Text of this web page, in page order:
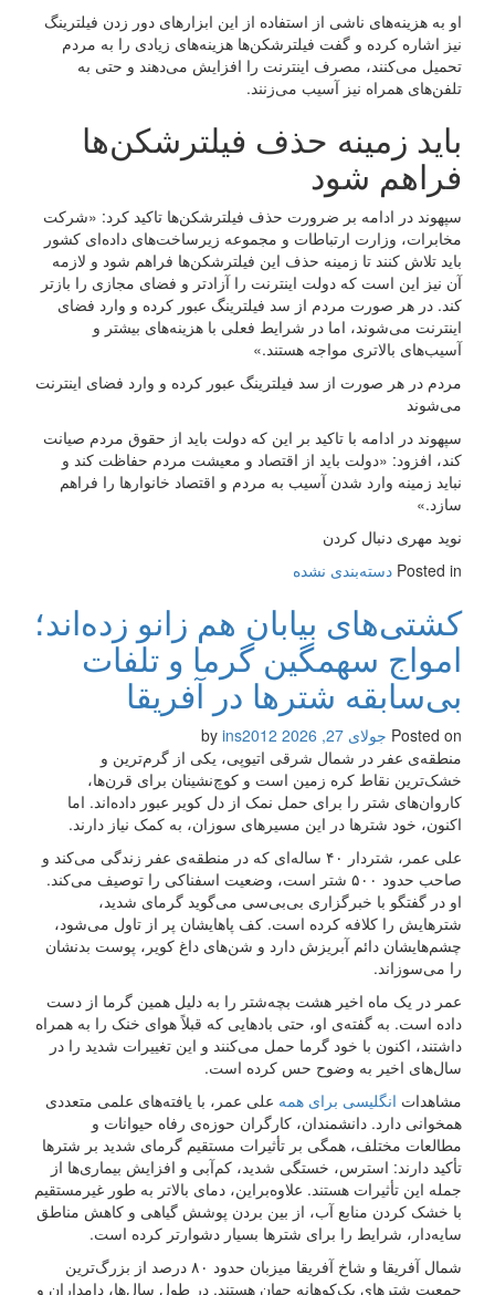
او به هزینه‌های ناشی از استفاده از این ابزارهای دور زدن فیلترینگ
نیز اشاره کرده و گفت فیلترشکن‌ها هزینه‌های زیادی را به مردم
تحمیل می‌کنند، مصرف اینترنت را افزایش می‌دهند و حتی به
تلفن‌های همراه نیز آسیب می‌زنند.
باید زمینه حذف فیلترشکن‌ها
فراهم شود
سپهوند در ادامه بر ضرورت حذف فیلترشکن‌ها تاکید کرد: «شرکت
مخابرات، وزارت ارتباطات و مجموعه زیرساخت‌های داده‌ای کشور
باید تلاش کنند تا زمینه حذف این فیلترشکن‌ها فراهم شود و لازمه
آن نیز این است که دولت اینترنت را آزادتر و فضای مجازی را بازتر
کند. در هر صورت مردم از سد فیلترینگ عبور کرده و وارد فضای
اینترنت می‌شوند، اما در شرایط فعلی با هزینه‌های بیشتر و
آسیب‌های بالاتری مواجه هستند.»
مردم در هر صورت از سد فیلترینگ عبور کرده و وارد فضای اینترنت
می‌شوند
سپهوند در ادامه با تاکید بر این که دولت باید از حقوق مردم صیانت
کند، افزود: «دولت باید از اقتصاد و معیشت مردم حفاظت کند و
نباید زمینه وارد شدن آسیب به مردم و اقتصاد خانوارها را فراهم
سازد.»
نوید مهری دنبال کردن
Posted in دسته‌بندی نشده
کشتی‌های بیابان هم زانو زده‌اند؛
امواج سهمگین گرما و تلفات
بی‌سابقه شترها در آفریقا
Posted on جولای 27, 2026
ins2012
منطقه‌ی عفر در شمال شرقی اتیوپی، یکی از گرم‌ترین و
خشک‌ترین نقاط کره زمین است و کوچ‌نشینان برای قرن‌ها،
کاروان‌های شتر را برای حمل نمک از دل کویر عبور داده‌اند. اما
اکنون، خود شترها در این مسیرهای سوزان، به کمک نیاز دارند.
علی عمر، شتردار ۴۰ ساله‌ای که در منطقه‌ی عفر زندگی می‌کند و
صاحب حدود ۵۰۰ شتر است، وضعیت اسفناکی را توصیف می‌کند.
او در گفتگو با خبرگزاری بی‌بی‌سی می‌گوید گرمای شدید،
شترهایش را کلافه کرده است. کف پاهایشان پر از تاول می‌شود،
چشم‌هایشان دائم آبریزش دارد و شن‌های داغ کویر، پوست بدنشان
را می‌سوزاند.
عمر در یک ماه اخیر هشت بچه‌شتر را به دلیل همین گرما از دست
داده است. به گفته‌ی او، حتی بادهایی که قبلاً هوای خنک را به همراه
داشتند، اکنون با خود گرما حمل می‌کنند و این تغییرات شدید را در
سال‌های اخیر به وضوح حس کرده است.
مشاهدات انگلیسی برای همه علی عمر، با یافته‌های علمی متعددی
همخوانی دارد. دانشمندان، کارگران حوزه‌ی رفاه حیوانات و
مطالعات مختلف، همگی بر تأثیرات مستقیم گرمای شدید بر شترها
تأکید دارند: استرس، خستگی شدید، کم‌آبی و افزایش بیماری‌ها از
جمله این تأثیرات هستند. علاوه‌براین، دمای بالاتر به طور غیرمستقیم
با خشک کردن منابع آب، از بین بردن پوشش گیاهی و کاهش مناطق
سایه‌دار، شرایط را برای شترها بسیار دشوارتر کرده است.
شمال آفریقا و شاخ آفریقا میزبان حدود ۸۰ درصد از بزرگ‌ترین
جمعیت شترهای یک‌کوهانه جهان هستند. در طول سال‌ها، دامداران و